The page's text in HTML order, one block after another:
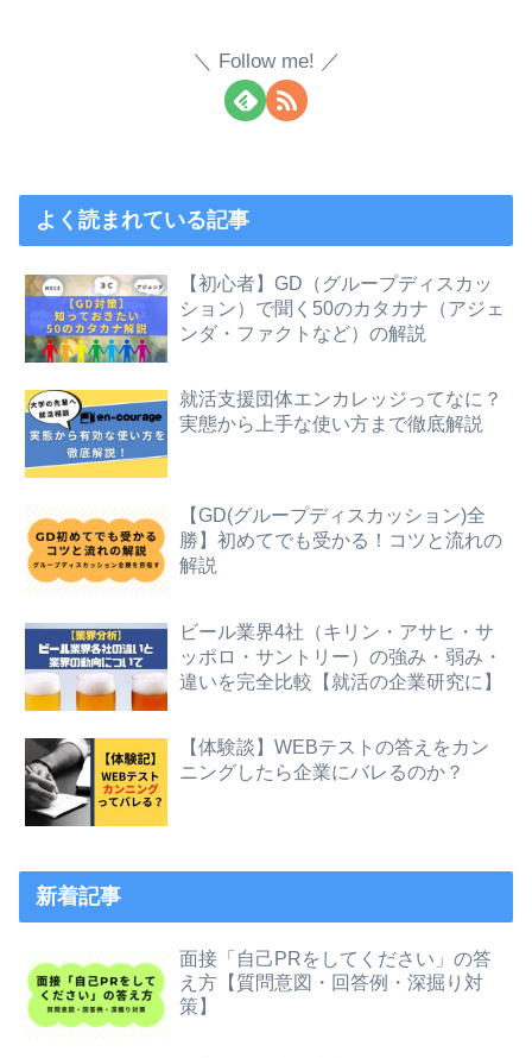
Follow me!
よく読まれている記事
【初心者】GD（グループディスカッ
ション）で聞く50のカタカナ（アジェ
ンダ・ファクトなど）の解説
就活支援団体エンカレッジってなに？
実態から上手な使い方まで徹底解説
【GD(グループディスカッション)全
勝】初めてでも受かる！コツと流れの
解説
ビール業界4社（キリン・アサヒ・サ
ッポロ・サントリー）の強み・弱み・
違いを完全比較【就活の企業研究に】
【体験談】WEBテストの答えをカン
ニングしたら企業にバレるのか？
新着記事
面接「自己PRをしてください」の答
え方【質問意図・回答例・深掘り対
策】